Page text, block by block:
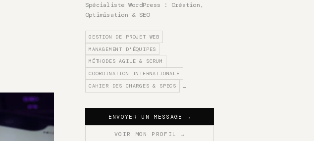
Spécialiste WordPress : Création,
Optimisation & SEO
GESTION DE PROJET WEB
MANAGEMENT D'ÉQUIPES
MÉTHODES AGILE & SCRUM
COORDINATION INTERNATIONALE
CAHIER DES CHARGES & SPECS
…
ENVOYER UN MESSAGE→
VOIR MON PROFIL →